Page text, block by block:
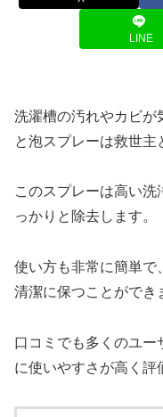
LINE
洗濯槽の汚れやカビが
と泡スプレーは救世主
このスプレーは高い洗
っかりと除去します。
使い方も非常に簡単で
清潔に保つことができ
口コミでも多くのユ
に使いやすさが高く評